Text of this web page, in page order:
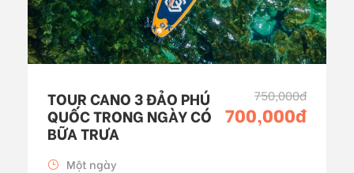
TOUR CANO 3 ĐẢO PHÚ
QUỐC TRONG NGÀY CÓ
BỮA TRƯA
750,000đ
700,000đ
Một ngày